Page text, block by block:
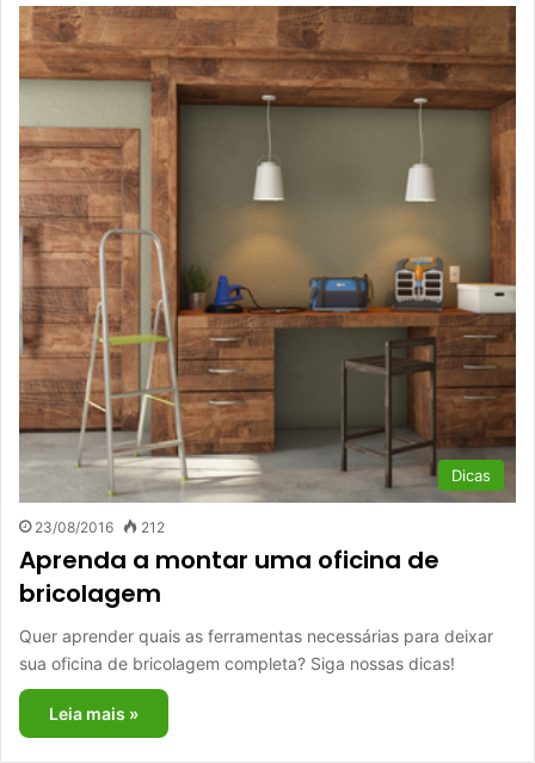
Dicas
23/08/2016 212
Aprenda a montar uma oficina de
bricolagem
Quer aprender quais as ferramentas necessárias para deixar
sua oficina de bricolagem completa? Siga nossas dicas!
Leia mais »